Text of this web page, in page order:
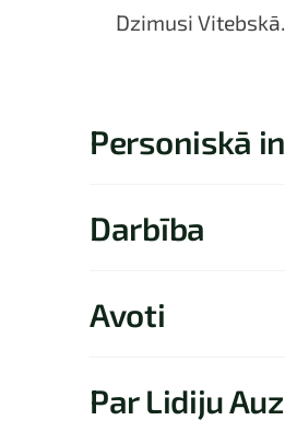
Dzimusi
Personiskā
Darbība
Avoti
Par Lidiju